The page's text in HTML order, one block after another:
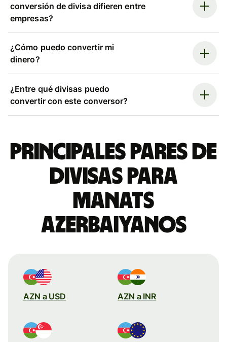
conversión de divisa difieren entre
empresas?
¿Cómo puedo convertir mi
dinero?
¿Entre qué divisas puedo
convertir con este conversor?
Principales pares de
divisas para
manats
azerbaiyanos
AZN a USD AZN a INR